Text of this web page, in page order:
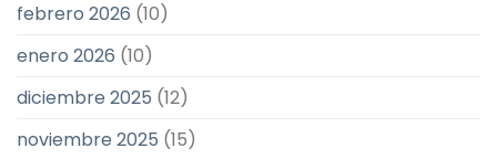
febrero 2026 (10)
enero 2026 (10)
diciembre 2025 (12)
noviembre 2025 (15)